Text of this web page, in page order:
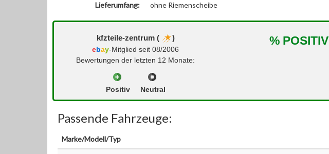
Lieferumfang:
ohne Riemenscheibe
kfzteile-zentrum ( )
ebay-Mitglied seit 08/2006
Bewertungen der letzten 12 Monate:
Positiv Neutral
% POSITIV
Passende Fahrzeuge:
Marke/Modell/Typ